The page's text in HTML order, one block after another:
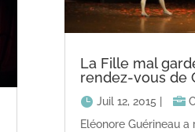
La Fille mal
rendez-vous de
Juil 12, 2015 |
Eléonore Guérineau